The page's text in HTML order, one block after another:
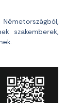
szakemberek,